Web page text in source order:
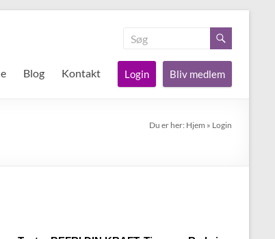
Blog Kontakt Login Bliv medlem
Du er her: Hjem » Login